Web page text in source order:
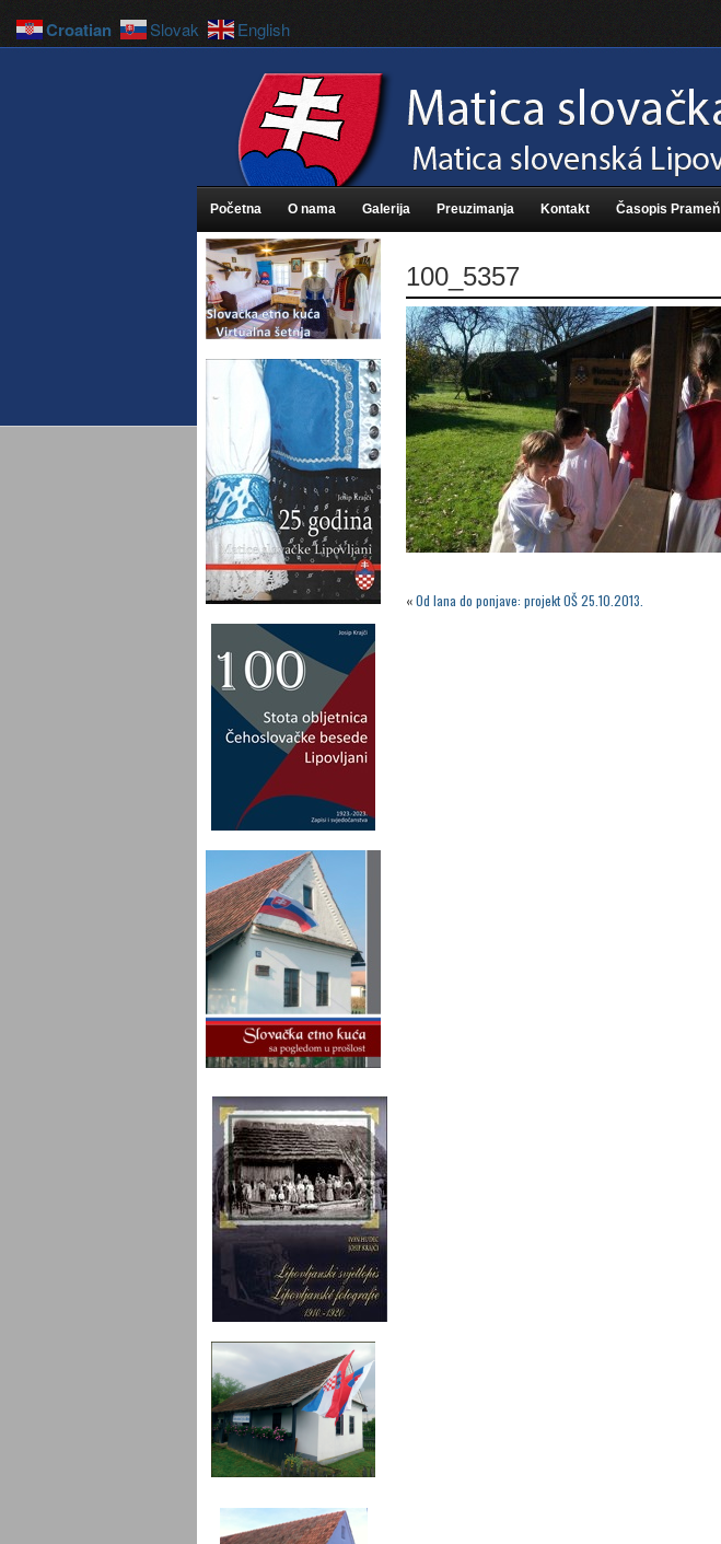
Početna O nama Galerija Preuzimanja Kontakt Časopis Prameň
100_5357
«Od lana do ponjave: projekt OŠ 25.10.2013.
Croatian Slovak English